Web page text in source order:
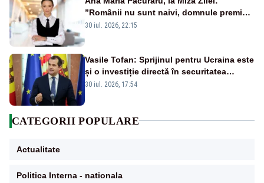
”Românii nu sunt naivi, domnule premier
Bolojan”
30 iul. 2026, 22:15
Vasile Tofan: Sprijinul pentru Ucraina este
și o investiție directă în securitatea
Republicii Moldova și a întregii regiuni
30 iul. 2026, 17:54
CATEGORII POPULARE
Actualitate
Politica Interna - nationala